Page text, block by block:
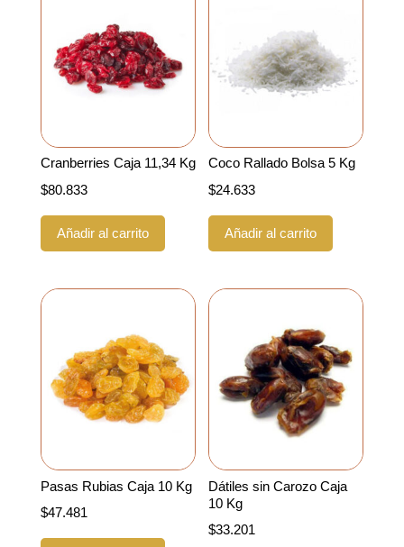
Cranberries Caja 11,34 Kg
$80.833
Añadir al carrito
Coco Rallado Bolsa 5 Kg
$24.633
Añadir al carrito
Pasas Rubias Caja 10 Kg
$47.481
Dátiles sin Carozo Caja
10 Kg
$33.201